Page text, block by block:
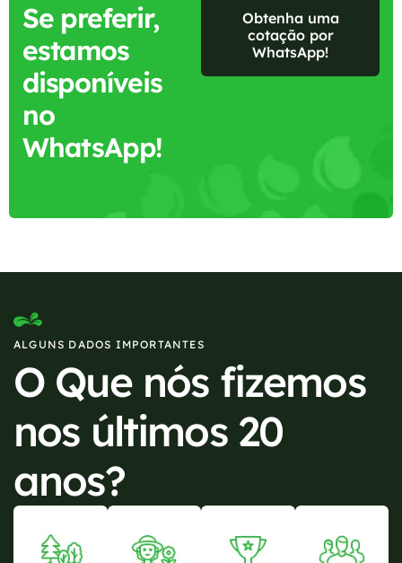
Se preferir,
estamos
disponíveis
no
WhatsApp!
Obtenha uma
cotação por
WhatsApp!
ALGUNS DADOS IMPORTANTES
O Que nós fizemos
nos últimos 20
anos?